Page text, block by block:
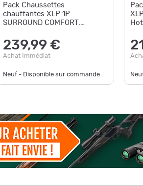
Pack Chaussettes
chauffantes XLP 1P
SURROUND COMFORT,
239,99 €
Achat Immédiat
Neuf - Disponible sur commande